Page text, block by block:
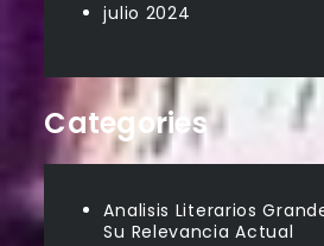
julio 2024
Categories
Analisis Literarios
Su Relevancia Actual